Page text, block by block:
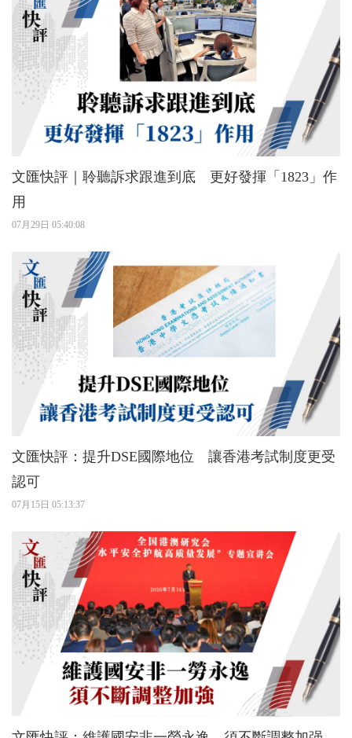
文匯快評｜聆聽訴求跟進到底 更好發揮「1823」作
用
07月29日 05:40:08
文匯快評：提升DSE國際地位 讓香港考試制度更受
認可
07月15日 05:13:37